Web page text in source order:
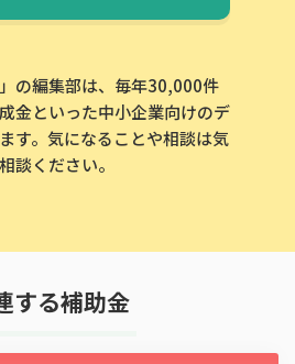
の編集部は、毎年30,000件
金といった中小企業向けのデ
す。気になることや相談は気
談ください。
する補助金